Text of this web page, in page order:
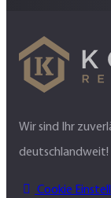
Wir sind Ihr
deutschlandweit!
Cookie